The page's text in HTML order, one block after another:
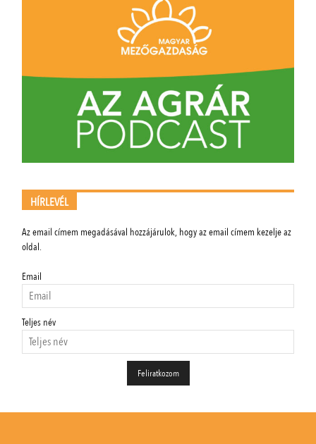
HÍRLEVÉL
Az email címem megadásával hozzájárulok, hogy az email címem kezelje az
oldal.
Email
Teljes név